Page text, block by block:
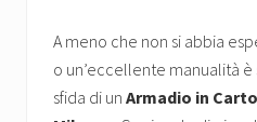
A meno che non si abbia
o un’eccellente manualità
sfida di un Armadio in